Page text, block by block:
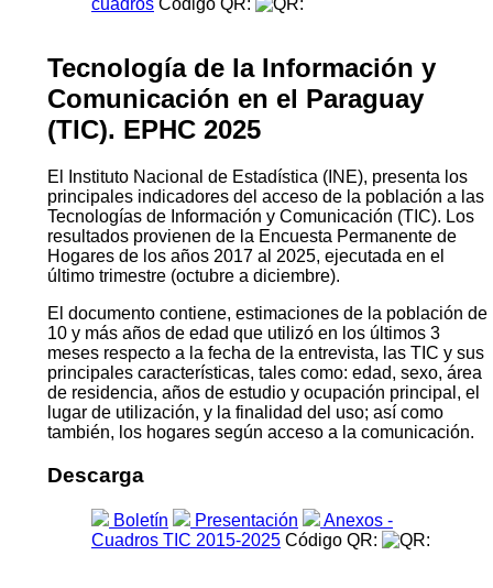
Tecnología de la Información y
Comunicación en el Paraguay
(TIC). EPHC 2025
El Instituto Nacional de Estadística (INE), presenta los
principales indicadores del acceso de la población a las
Tecnologías de Información y Comunicación (TIC). Los
resultados provienen de la Encuesta Permanente de
Hogares de los años 2017 al 2025, ejecutada en el
último trimestre (octubre a diciembre).
El documento contiene, estimaciones de la población de
10 y más años de edad que utilizó en los últimos 3
meses respecto a la fecha de la entrevista, las TIC y sus
principales características, tales como: edad, sexo, área
de residencia, años de estudio y ocupación principal, el
lugar de utilización, y la finalidad del uso; así como
también, los hogares según acceso a la comunicación.
Descarga
Boletín Presentación
Anexos -
Cuadros TIC 2015-2025 Código QR: